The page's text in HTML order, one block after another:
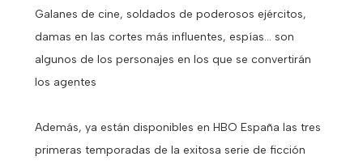
Galanes de cine, soldados de poderosos ejércitos,
damas en las cortes más influentes, espías… son
algunos de los personajes en los que se convertirán
los agentes
Además, ya están disponibles en HBO España las tres
primeras temporadas de la exitosa serie de ficción